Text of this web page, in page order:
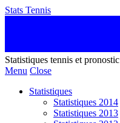
Stats Tennis
Statistiques tennis et
Menu Close
Statistiques
Statistiques 2014
Statistiques 2013